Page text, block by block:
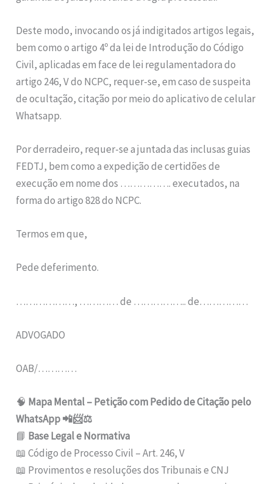
Deste modo, invocando os já indigitados artigos legais,
bem como o artigo 4º da lei de Introdução do Código
Civil, aplicadas em face de lei regulamentadora do
artigo 246, V do NCPC, requer-se, em caso de suspeita
de ocultação, citação por meio do aplicativo de celular
Whatsapp.
Por derradeiro, requer-se a juntada das inclusas guias
FEDTJ, bem como a expedição de certidões de
execução em nome dos ……………. executados, na
forma do artigo 828 do NCPC.
Termos em que,
Pede deferimento.
………………, ………… de …………….. de……………
ADVOGADO
OAB/…………
🧠 Mapa Mental – Petição com Pedido de Citação pelo
WhatsApp 📲📨⚖️
📘 Base Legal e Normativa
📖 Código de Processo Civil – Art. 246, V
📖 Provimentos e resoluções dos Tribunais e CNJ